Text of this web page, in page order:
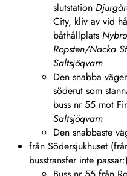
slutstation
City, kliv av vid
båthållplats
Ropsten/Nacka
Saltsjöqvarn
Den snabba
söderut som
buss nr 55 mot
Saltsjöqvarn
Den snabbaste
från Södersjukhuset
busstransfer inte passar:)